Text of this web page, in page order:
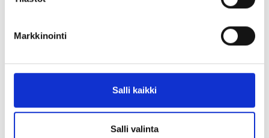
Markkinointi
Salli kaikki
Salli valinta
Työelämä